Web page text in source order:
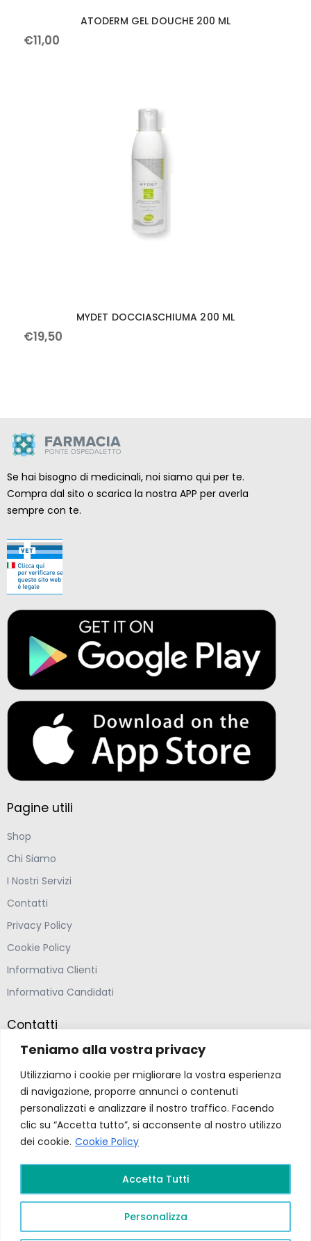
Teniamo alla vostra privacy
Utilizziamo i cookie per migliorare la vostra esperienza
di navigazione, proporre annunci o contenuti
personalizzati e analizzare il nostro traffico. Facendo
clic su “Accetta tutto”, si acconsente al nostro utilizzo
dei cookie. Cookie Policy
Personalizza
Accetta Tutti
ATODERM GEL DOUCHE 200 ML
€11,00
MYDET DOCCIASCHIUMA 200 ML
€19,50
Se hai bisogno di medicinali, noi siamo qui per te.
Compra dal sito o scarica la nostra APP per averla
sempre con te.
Pagine utili
Shop
Chi Siamo
I Nostri Servizi
Contatti
Privacy Policy
Cookie Policy
Informativa Clienti
Informativa Candidati
Contatti
Farmacia Ponte Ospedaletto S.N.C
Via della Solidarietà 2,
47020 Longiano, Forlì-Cesena
farmacia@ponteospedaletto.it
Farmacia Ponte Ospedaletto 2026. Tutti diritti
riservati a Farmacia Ponte Ospedaletto. Sito creato
daGruppo Ingegneria.Privacy Policy –P.Iva e